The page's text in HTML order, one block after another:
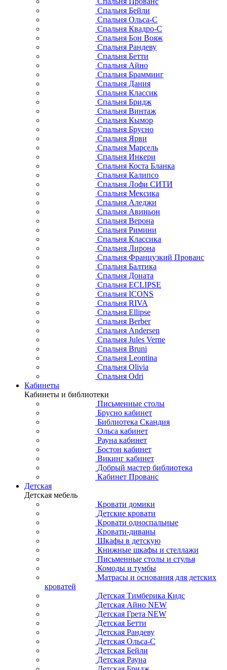
Спальня Бейли
Спальня Ольса-С
Спальня Квадро-С
Спальня Бон Вояж
Спальня Рандеву
Спальня Бетти
Спальня Айно
Спальня Брамминг
Спальня Дания
Спальня Классик
Спальня Бридж
Спальня Винтаж
Спальня Кымор
Спальня Брусно
Спальня Ярви
Спальня Марсель
Спальня Инкери
Спальня Коста Бланка
Спальня Калипсо
Спальня Лофи СИТИ
Спальня Мексика
Спальня Аледжи
Спальня Авиньон
Спальня Верона
Спальня Римини
Спальня Классика
Спальня Лирона
Спальня Французкий Прованс
Спальня Балтика
Спальня Доната
Спальня ECLIPSE
Спальня ICONS
Спальня RIVA
Спальня Ellipse
Спальня Berber
Спальня Andersen
Спальня Jules Verne
Спальня Bruni
Спальня Leontina
Спальня Olivia
Спальня Odri
Кабинеты
Кабинеты и библиотеки
Письменные столы
Брусно кабинет
Библиотека Скандия
Ольса кабинет
Рауна кабинет
Бостон кабинет
Викинг кабинет
Добрый мастер библиотека
Кабинет Прованс
Детская
Детская мебель
Кровати домики
Детские кровати
Кровати односпальные
Кровати-диваны
Шкафы в детскую
Книжные шкафы и стеллажи
Письменные столы и стулья
Комоды и тумбы
Матрасы и основания для детских
кроватей
Детская Тимберика Кидс
Детская Айно NEW
Детская Грета NEW
Детская Бетти
Детская Рандеву
Детская Ольса-С
Детская Бейли
Детская Рауна